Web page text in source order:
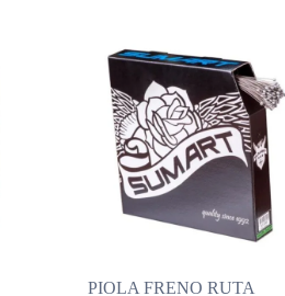
PIOLA FRENO RUTA